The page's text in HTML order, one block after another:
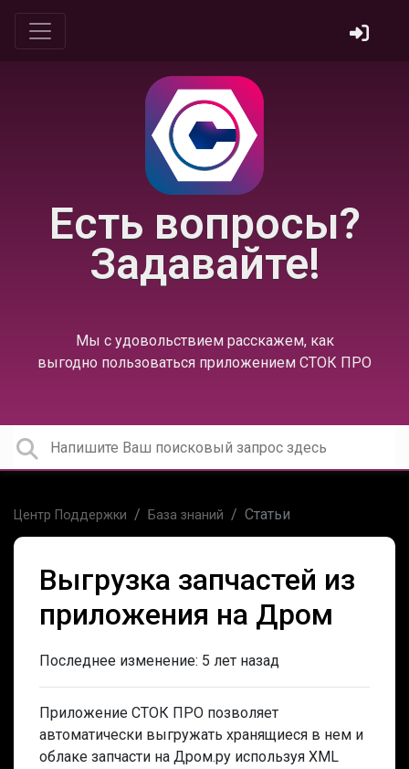
Есть вопросы?
Задавайте!
Мы с удовольствием расскажем, как
выгодно пользоваться приложением СТОК ПРО
Центр Поддержки База знаний Статьи
Выгрузка запчастей из
приложения на Дром
Последнее изменение: 5 лет назад
Приложение СТОК ПРО позволяет
автоматически выгружать хранящиеся в нем и
облаке запчасти на Дром.ру используя XML